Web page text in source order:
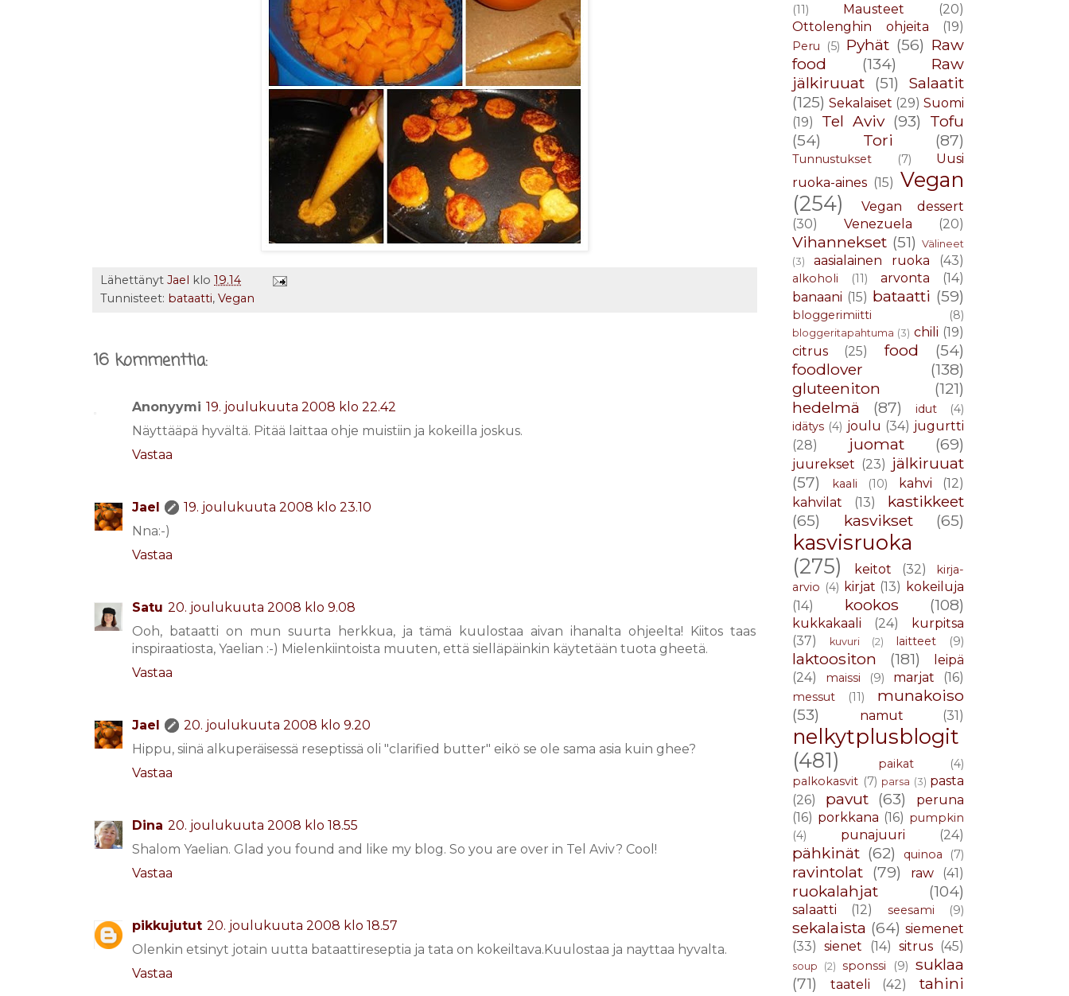
Lähettänyt Jael klo 19.14
Tunnisteet: bataatti, Vegan
16 kommenttia:
Anonyymi 19. joulukuuta 2008 klo 22.42
Näyttääpä hyvältä. Pitää laittaa ohje muistiin ja kokeilla joskus.
Vastaa
Jael
19. joulukuuta 2008 klo 23.10
Nna:-)
Vastaa
Satu 20. joulukuuta 2008 klo 9.08
Ooh, bataatti on mun suurta herkkua, ja tämä kuulostaa aivan ihanalta ohjeelta! Kiitos taas
inspiraatiosta, Yaelian :-) Mielenkiintoista muuten, että sielläpäinkin käytetään tuota gheetä.
Vastaa
Jael
20. joulukuuta 2008 klo 9.20
Hippu, siinä alkuperäisessä reseptissä oli "clarified butter" eikö se ole sama asia kuin ghee?
Vastaa
Dina 20. joulukuuta 2008 klo 18.55
Shalom Yaelian. Glad you found and like my blog. So you are over in Tel Aviv? Cool!
Vastaa
pikkujutut 20. joulukuuta 2008 klo 18.57
Olenkin etsinyt jotain uutta bataattireseptia ja tata on kokeiltava.Kuulostaa ja nayttaa hyvalta.
Vastaa
(11)
Mausteet
(20)
Ottolenghin ohjeita
(19)
Peru (5) Pyhät (56) Raw
food
(134)
Raw
jälkiruuat (51)
Salaatit
(125) Sekalaiset (29) Suomi
(19)
Tel Aviv (93) Tofu
(54)
Tori (87)
Tunnustukset (7)
Uusi
ruoka-aines (15) Vegan
(254)
Vegan dessert
(30)
Venezuela (20)
Vihannekset (51) Välineet
(3)
aasialainen ruoka (43)
alkoholi (11) arvonta
(14)
banaani (15) bataatti (59)
bloggerimiitti (8)
bloggeritapahtuma (3) chili (19)
citrus
(25) food
(54)
foodlover
(138)
gluteeniton
(121)
hedelmä
(87) idut
(4)
idätys (4) joulu (34) jugurtti
(28)
juomat (69)
juurekset (23) jälkiruuat
(57)
kaali (10) kahvi
(12)
kahvilat
(13)
kastikkeet
(65)
kasvikset (65)
kasvisruoka
(275)
keitot (32)
kirja-
arvio (4) kirjat (13) kokeiluja
(14)
kookos (108)
kukkakaali (24)
kurpitsa
(37)
kuvuri (2) laitteet (9)
laktoositon (181)
leipä
(24)
maissi (9) marjat (16)
messut (11)
munakoiso
(53)
namut (31)
nelkytplusblogit
(481)
paikat
(4)
palkokasvit (7) parsa (3) pasta
(26)
pavut (63)
peruna
(16) porkkana (16) pumpkin
(4)
punajuuri (24)
pähkinät (62) quinoa (7)
ravintolat (79) raw (41)
ruokalahjat (104)
salaatti (12) seesami (9)
sekalaista (64) siemenet
(33) sienet (14) sitrus (45)
soup (2) sponssi (9) suklaa
(71)
taateli (42)
tahini